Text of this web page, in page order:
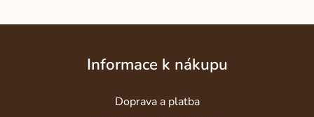
Informace k nákupu
Doprava a platba